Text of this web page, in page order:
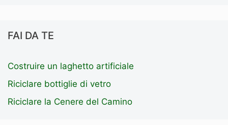
FAI DA TE
Costruire un laghetto artificiale
Riciclare bottiglie di vetro
Riciclare la Cenere del Camino